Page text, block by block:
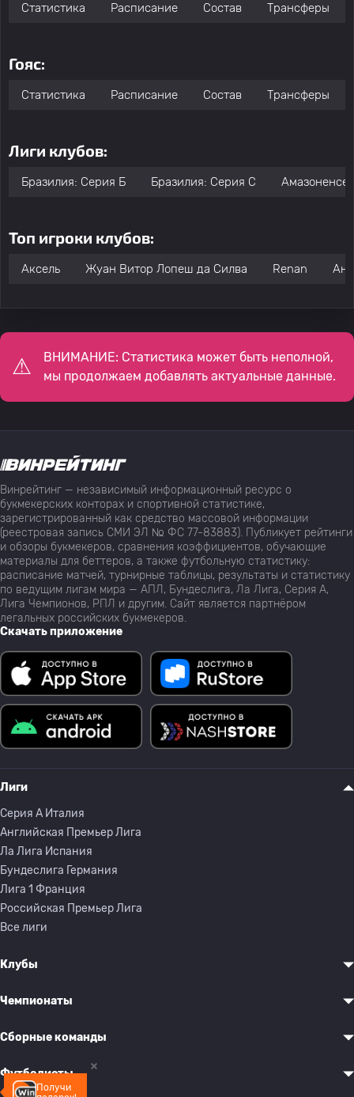
Статистика Расписание Состав Трансферы
Гояс:
Статистика Расписание Состав Трансферы
Лиги клубов:
Бразилия: Серия Б Бразилия: Серия C
Топ игроки клубов:
Аксель Жуан Витор Лопеш да Силва Renan
ВНИМАНИЕ: Статистика может быть неполной,
мы продолжаем добавлять актуальные данные.
Получи
Винрейтинг — независимый информационный ресурс о
букмекерских конторах и спортивной статистике,
зарегистрированный как средство массовой информации
(реестровая запись СМИ ЭЛ № ФС 77-83883). Публикует рейтинги
и обзоры букмекеров, сравнения коэффициентов, обучающие
материалы для беттеров, а также футбольную статистику:
расписание матчей, турнирные таблицы, результаты и статистику
по ведущим лигам мира — АПЛ, Бундеслига, Ла Лига, Серия А,
Лига Чемпионов, РПЛ и другим. Сайт является партнёром
легальных российских букмекеров.
Скачать приложение
Лиги
Серия A Италия
Английская Премьер Лига
Ла Лига Испания
Бундеслига Германия
Лига 1 Франция
Российская Премьер Лига
Все лиги
Клубы
Чемпионаты
Сборные команды
Футболисты